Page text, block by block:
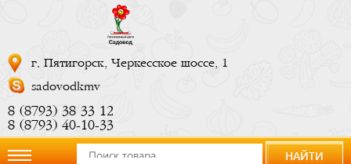
г. Пятигорск, Черкесское шоссе, 1
sadovodkmv
8 (8793) 38 33 12
8 (8793) 40-10-33
НАЙТИ